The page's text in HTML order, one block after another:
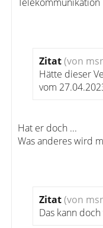
Zitat(von
Hätte dieser
vom
Hat er doch ...
Was anderes wird
Zitat(von
Das kann